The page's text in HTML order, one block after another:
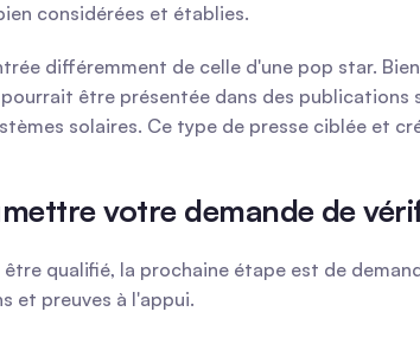
considérées et établies.
différemment de celle d'une pop star.
être présentée dans des
solaires. Ce type de presse ciblée et
votre demande de
qualifié, la prochaine étape est de
et preuves à l'appui.